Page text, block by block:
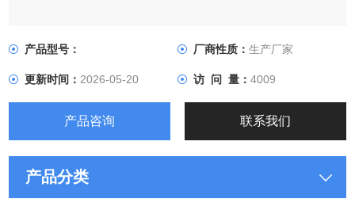
产品型号： 厂商性质： 生产厂家
更新时间：2026-05-20 访 问 量： 4009
产品咨询 联系我们
产品分类